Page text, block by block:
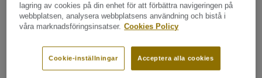
VIKTIGA EGENSKAPER
Finns i 2, 3 och 4 meter bredd
Passar extra bra i köket och hallen
lagring av cookies på din enhet för att förbättra navigeringen på
webbplatsen, analysera webbplatsens användning och bistå i
våra marknadsföringsinsatser. Cookies Policy
Acceptera alla cookies
Cookie-inställningar